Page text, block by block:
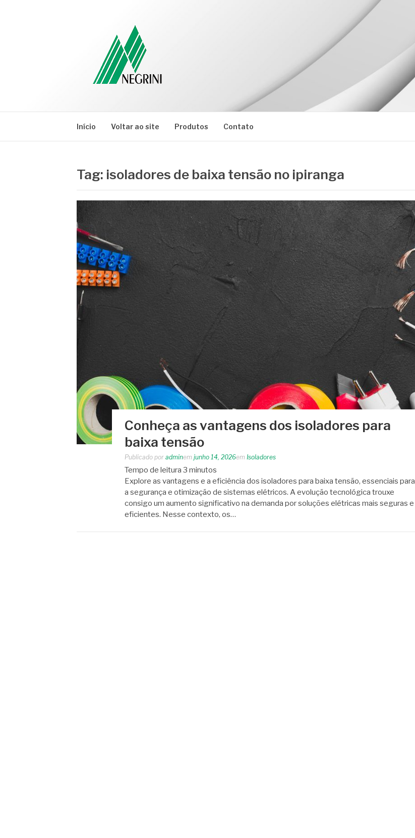
Início Voltar ao site Produtos Contato
Tag: isoladores de baixa tensão no ipiranga
Conheça as vantagens dos isoladores para
baixa tensão
Publicado por adminem junho 14, 2026em Isoladores
Tempo de leitura 3 minutos
Explore as vantagens e a eficiência dos isoladores para baixa tensão, essenciais para
a segurança e otimização de sistemas elétricos. A evolução tecnológica trouxe
consigo um aumento significativo na demanda por soluções elétricas mais seguras e
eficientes. Nesse contexto, os…